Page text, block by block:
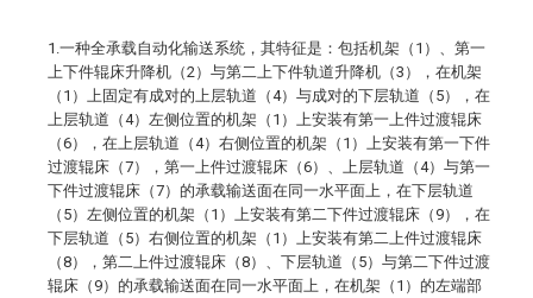
1.一种全承载自动化输送系统，其特征是：包括机架（1）、第一
上下件辊床升降机（2）与第二上下件轨道升降机（3），在机架
（1）上固定有成对的上层轨道（4）与成对的下层轨道（5），在
上层轨道（4）左侧位置的机架（1）上安装有第一上件过渡辊床
（6），在上层轨道（4）右侧位置的机架（1）上安装有第一下件
过渡辊床（7），第一上件过渡辊床（6）、上层轨道（4）与第一
下件过渡辊床（7）的承载输送面在同一水平面上，在下层轨道
（5）左侧位置的机架（1）上安装有第二下件过渡辊床（9），在
下层轨道（5）右侧位置的机架（1）上安装有第二上件过渡辊床
（8），第二上件过渡辊床（8）、下层轨道（5）与第二下件过渡
辊床（9）的承载输送面在同一水平面上，在机架（1）的左端部